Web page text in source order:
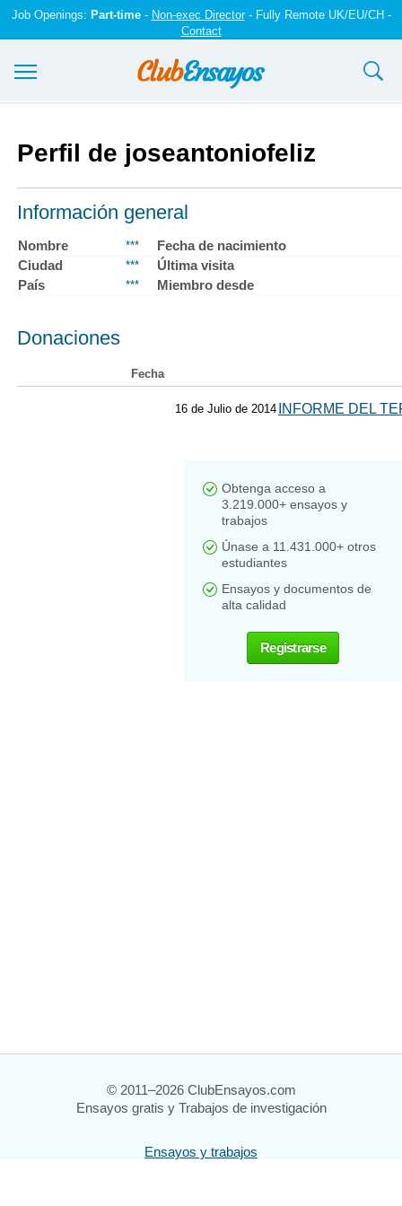
Job Openings: Part-time- Non-exec Director- Fully Remote UK/EU/CH -
Contact
Registrarse
Iniciar sesión
Contáctenos
Perfil de joseantoniofeliz
Información general
Nombre ***
Fecha de nacimiento
Ciudad
***
Última visita
País
*** Miembro desde
Donaciones
Fecha
16 de Julio de 2014 INFORME DEL
Obtenga acceso a
3.219.000+ ensayos y
trabajos
Únase a 11.431.000+ otros
estudiantes
Ensayos y documentos de
alta calidad
Registrarse
© 2011–2026 ClubEnsayos.com
Ensayos gratis y Trabajos de investigación
Ensayos y trabajos